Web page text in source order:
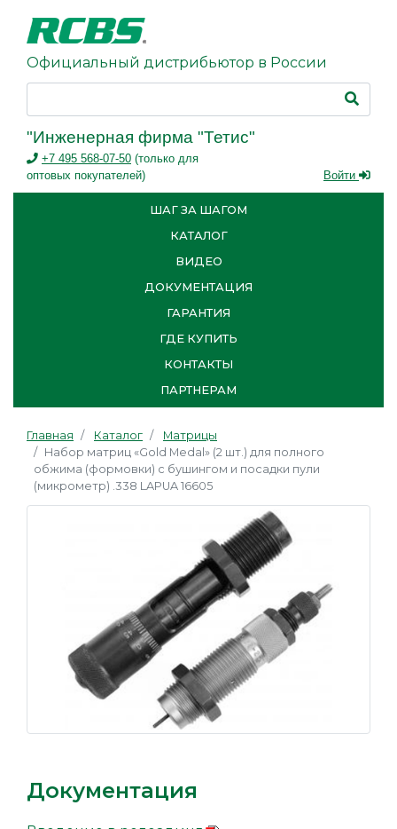
Официальный дистрибьютор в России
"Инженерная фирма "Тетис"
+7 495 568-07-50 (только для
оптовых покупателей)
Войти
ШАГ ЗА ШАГОМ
КАТАЛОГ
ВИДЕО
ДОКУМЕНТАЦИЯ
ГАРАНТИЯ
ГДЕ КУПИТЬ
КОНТАКТЫ
ПАРТНЕРАМ
Главная Каталог
Матрицы
Набор матриц «Gold Medal» (2 шт.) для полного
обжима (формовки) с бушингом и посадки пули
(микрометр) .338 LAPUA 16605
Документация